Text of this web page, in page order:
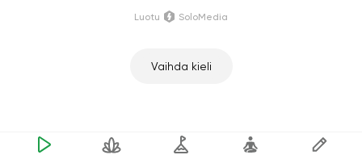
Vaihda kieli
Luotu SoloMedia